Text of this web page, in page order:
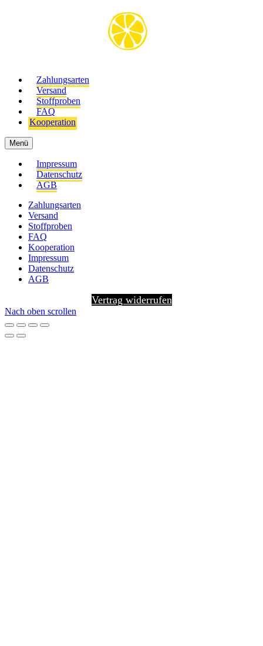
Zahlungsarten
Versand
Stoffproben
FAQ
Kooperation
Menü
Impressum
Datenschutz
AGB
Zahlungsarten
Versand
Stoffproben
FAQ
Kooperation
Impressum
Datenschutz
AGB
Vertrag widerrufen
Nach oben scrollen